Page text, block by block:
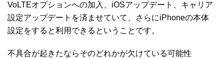
VoLTEオプションへの加入、iOSアップデート、キャリア
設定アップデートを済ませていて、さらにiPhoneの本体
設定をすると利用できるということです。
不具合が起きたならそのどれかが欠けている可能性